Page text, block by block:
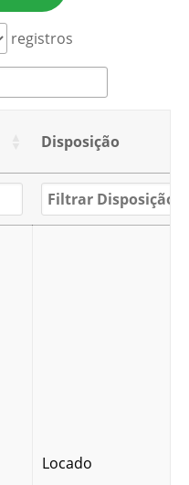
registros
Disposição
Locado